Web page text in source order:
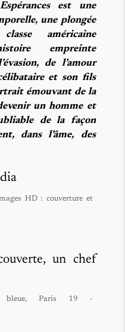
est une
une plongée
américaine
empreinte
de l’amour
et son fils
émouvant de la
un homme et
de la façon
dans l’âme, des
HD : couverture et
un chef
bleue, Paris 19 -